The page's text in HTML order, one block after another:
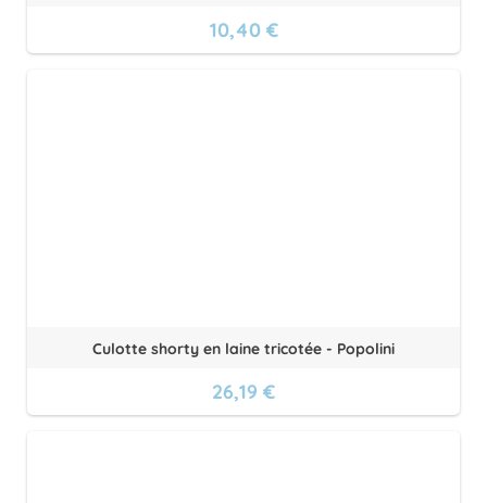
10,40 €
Culotte shorty en laine tricotée - Popolini
26,19 €